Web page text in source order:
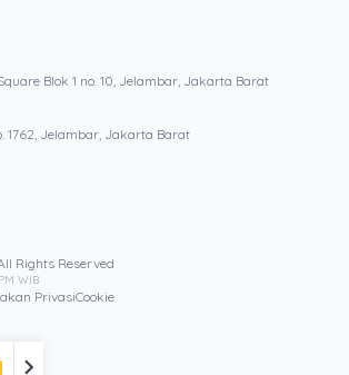
Artikel Lainnya
Blok 1 no. 10, Jelambar, Jakarta Barat
1762, Jelambar, Jakarta Barat
Rights Reserved
WIB
PrivasiCookie
chevron_right